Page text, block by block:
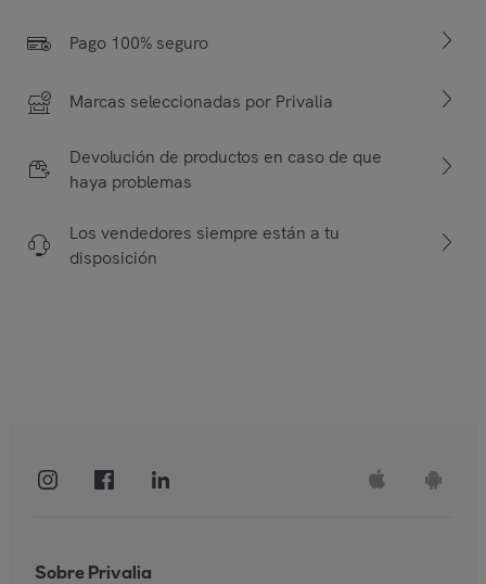
Pago 100% seguro
Marcas seleccionadas por Privalia
Devolución de productos en caso de que
haya problemas
Los vendedores siempre están a tu
disposición
Sobre Privalia